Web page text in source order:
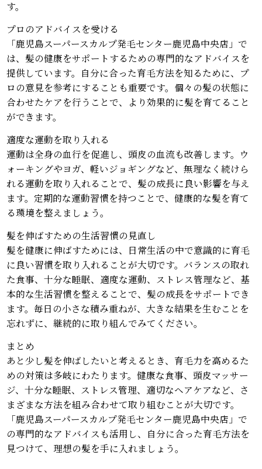
す。
プロのアドバイスを受ける
「鹿児島スーパースカルプ発毛センター鹿児島中央店」で
は、髪の健康をサポートするための専門的なアドバイスを
提供しています。自分に合った育毛方法を知るために、プ
ロの意見を参考にすることも重要です。個々の髪の状態に
合わせたケアを行うことで、より効果的に髪を育てること
ができます。
適度な運動を取り入れる
運動は全身の血行を促進し、頭皮の血流も改善します。ウ
ォーキングやヨガ、軽いジョギングなど、無理なく続けら
れる運動を取り入れることで、髪の成長に良い影響を与え
ます。定期的な運動習慣を持つことで、健康的な髪を育て
る環境を整えましょう。
髪を伸ばすための生活習慣の見直し
髪を健康に伸ばすためには、日常生活の中で意識的に育毛
に良い習慣を取り入れることが大切です。バランスの取れ
た食事、十分な睡眠、適度な運動、ストレス管理など、基
本的な生活習慣を整えることで、髪の成長をサポートでき
ます。毎日の小さな積み重ねが、大きな結果を生むことを
忘れずに、継続的に取り組んでみてください。
まとめ
あと少し髪を伸ばしたいと考えるとき、育毛力を高めるた
めの対策は多岐にわたります。健康な食事、頭皮マッサー
ジ、十分な睡眠、ストレス管理、適切なヘアケアなど、さ
まざまな方法を組み合わせて取り組むことが大切です。
「鹿児島スーパースカルプ発毛センター鹿児島中央店」で
の専門的なアドバイスも活用し、自分に合った育毛方法を
見つけて、理想の髪を手に入れましょう。